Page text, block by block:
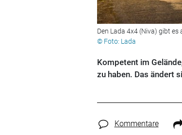
Den Lada 4x4 (Niva) gibt
© Foto: Lada
Kompetent im
zu haben. Das ändert
Kommentare